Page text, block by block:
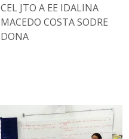
CEL JTO A EE IDALINA
MACEDO COSTA SODRE
DONA